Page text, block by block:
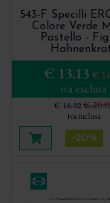
543-F Specilli
Colore Verde
Pastello -
€ 13.13 €
iva esclusa
€ 16.02€
iva inclusa
Aggiungi al
-20%